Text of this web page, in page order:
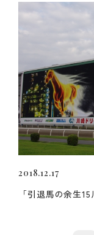
2018.12.17
「引退馬の余生